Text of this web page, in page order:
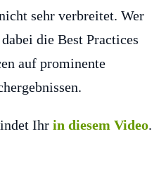
sehr verbreitet. Wer
die Best Practices
auf prominente
Ihr in diesem Video.